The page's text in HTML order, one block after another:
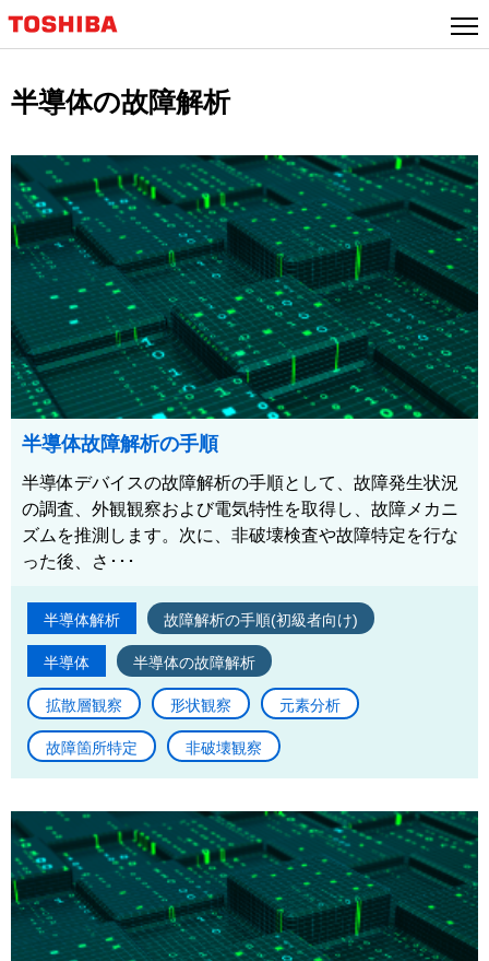
半導体の故障解析
半導体故障解析の手順
半導体デバイスの故障解析の手順として、故障発生状況
の調査、外観観察および電気特性を取得し、故障メカニ
ズムを推測します。次に、非破壊検査や故障特定を行な
った後、さ･･･
半導体解析 故障解析の手順(初級者向け)
半導体 半導体の故障解析
拡散層観察 形状観察 元素分析
故障箇所特定 非破壊観察